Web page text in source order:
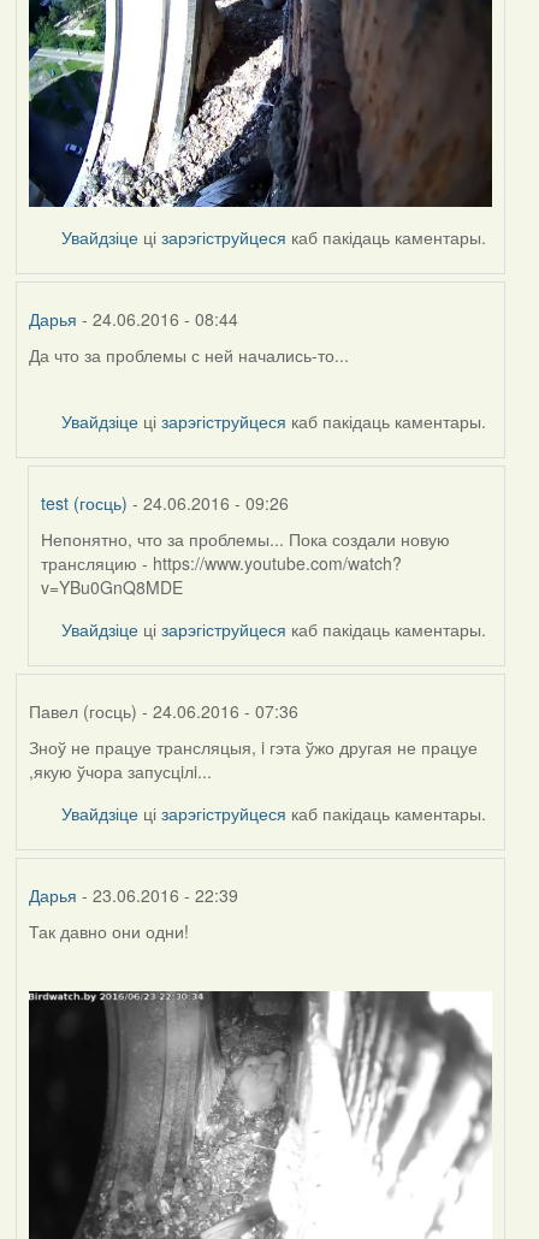
Увайдзіце цізарэгіструйцеся каб пакідаць каментары.
Дарья - 24.06.2016 - 08:44
Да что за проблемы с ней начались-то...
Увайдзіце цізарэгіструйцеся каб пакідаць каментары.
test (госць) - 24.06.2016 - 09:26
In
reply
to
Непонятно, что за проблемы... Пока создали новую
трансляцию - https://www.youtube.com/watch?
v=YBu0GnQ8MDE
Увайдзіце цізарэгіструйцеся каб пакідаць каментары.
Павел (госць) - 24.06.2016 - 07:36
Зноў не працуе трансляцыя, i гэта ўжо другая не працуе
,якую ўчора запусцiлi...
Увайдзіце цізарэгіструйцеся каб пакідаць каментары.
Дарья - 23.06.2016 - 22:39
Так давно они одни!